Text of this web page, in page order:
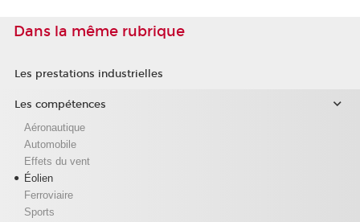
Dans la même rubrique
Les prestations industrielles
Les compétences
Aéronautique
Automobile
Effets du vent
Éolien
Ferroviaire
Sports